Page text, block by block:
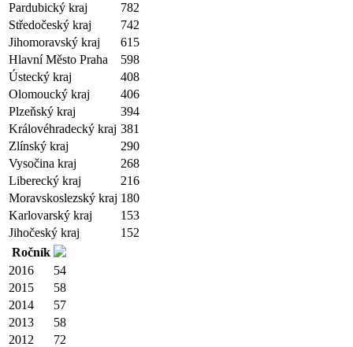
Pardubický kraj
782
Středočeský kraj
742
Jihomoravský kraj
615
Hlavní Město Praha
598
Ústecký kraj
408
Olomoucký kraj
406
Plzeňský kraj
394
Královéhradecký kraj 381
Zlínský kraj
290
Vysočina kraj
268
Liberecký kraj
216
Moravskoslezský kraj 180
Karlovarský kraj
153
Jihočeský kraj
152
Ročník
2016
54
2015
58
2014
57
2013
58
2012
72